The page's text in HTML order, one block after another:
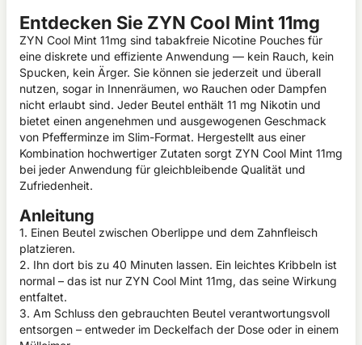
Entdecken Sie ZYN Cool Mint 11mg
ZYN Cool Mint 11mg sind tabakfreie Nicotine Pouches für
eine diskrete und effiziente Anwendung — kein Rauch, kein
Spucken, kein Ärger. Sie können sie jederzeit und überall
nutzen, sogar in Innenräumen, wo Rauchen oder Dampfen
nicht erlaubt sind. Jeder Beutel enthält 11 mg Nikotin und
bietet einen angenehmen und ausgewogenen Geschmack
von Pfefferminze im Slim-Format. Hergestellt aus einer
Kombination hochwertiger Zutaten sorgt ZYN Cool Mint 11mg
bei jeder Anwendung für gleichbleibende Qualität und
Zufriedenheit.
Anleitung
1. Einen Beutel zwischen Oberlippe und dem Zahnfleisch
platzieren.
2. Ihn dort bis zu 40 Minuten lassen. Ein leichtes Kribbeln ist
normal – das ist nur ZYN Cool Mint 11mg, das seine Wirkung
entfaltet.
3. Am Schluss den gebrauchten Beutel verantwortungsvoll
entsorgen – entweder im Deckelfach der Dose oder in einem